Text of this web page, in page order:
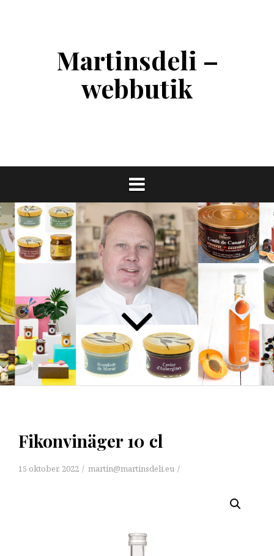
Martinsdeli –
webbutik
Fikonvinäger 10 cl
15 oktober, 2022 martin@martinsdeli.eu